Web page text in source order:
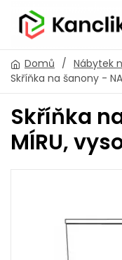
Domů / Nábytek
Skříňka na šanony -
Skříňka
MÍRU,